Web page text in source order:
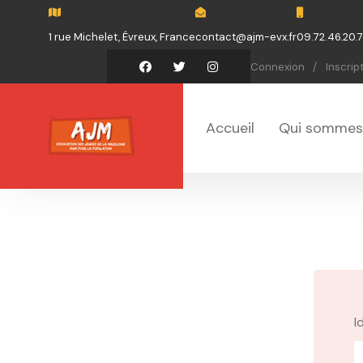
1 rue Michelet, Évreux, Francecontact@ajm-evx.fr
Connexion
Accueil Qui